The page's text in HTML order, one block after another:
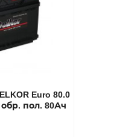
Euro 80.0
обр. пол. 80Ач